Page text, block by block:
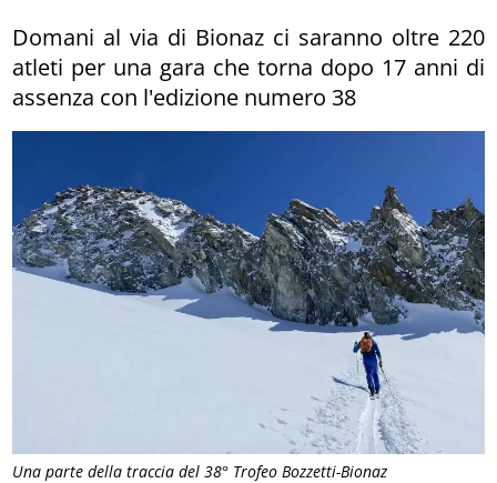
Una parte della traccia del 38° Trofeo Bozzetti-Bionaz
Domani al via di Bionaz ci saranno oltre 220
atleti per una gara che torna dopo 17 anni di
assenza con l'edizione numero 38